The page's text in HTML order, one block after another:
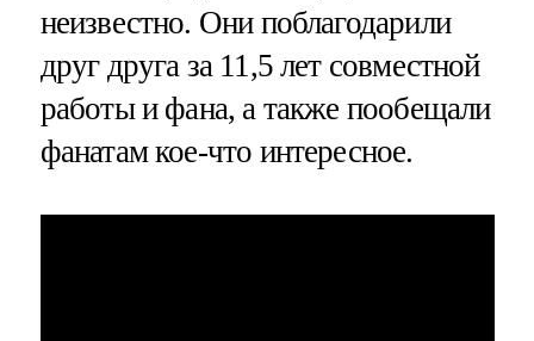
неизвестно. Они поблагодарили
друг друга за 11,5 лет совместной
работы и фана, а также пообещали
фанатам кое-что интересное.